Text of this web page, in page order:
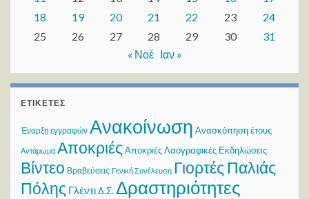
18
19 20 21 22 23
24
25
26 27 28 29 30
31
« Νοέ Ιαν »
ΕΤΙΚΈΤΕΣ
Έναρξη εγγραφών Ανακοίνωση Ανασκόπηση έτους
Αντάμωμα Αποκριές Αποκριές Λαογραφικές Εκδηλώσεις
Βίντεο Βραβεύσεις Γενική Συνέλευση Γιορτές Παλιάς
Πόλης ΓλέντιΔ.Σ. Δραστηριότητες